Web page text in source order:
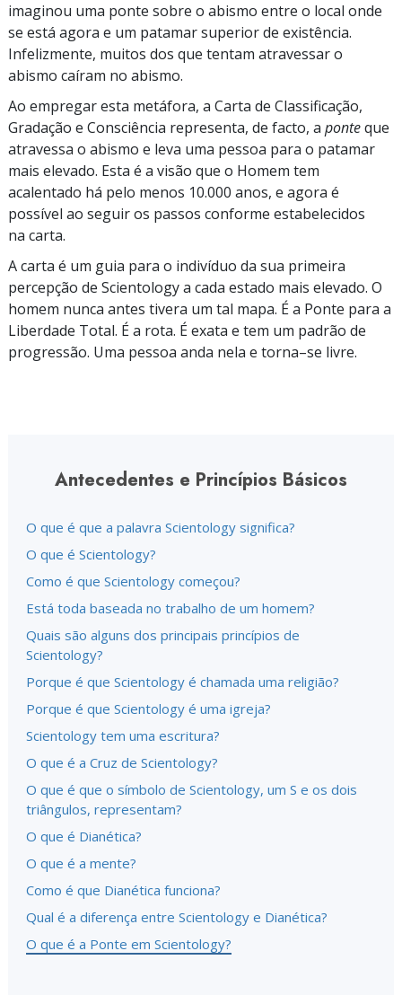
imaginou uma ponte sobre o abismo entre o local onde
se está agora e um patamar superior de existência.
Infelizmente, muitos dos que tentam atravessar o
abismo caíram no abismo.
Ao empregar esta metáfora, a Carta de Classificação,
Gradação e Consciência representa, de facto, a ponteque
atravessa o abismo e leva uma pessoa para o patamar
mais elevado. Esta é a visão que o Homem tem
acalentado há pelo menos 10.000 anos, e agora é
possível ao seguir os passos conforme estabelecidos
na carta.
A carta é um guia para o indivíduo da sua primeira
percepção de Scientology a cada estado mais elevado. O
homem nunca antes tivera um tal mapa. É a Ponte para a
Liberdade Total. É a rota. É exata e tem um padrão de
progressão. Uma pessoa anda nela e torna–se livre.
Antecedentes e Princípios Básicos
O que é que a palavra Scientology significa?
O que é Scientology?
Como é que Scientology começou?
Está toda baseada no trabalho de um homem?
Quais são alguns dos principais princípios de
Scientology?
Porque é que Scientology é chamada uma religião?
Porque é que Scientology é uma igreja?
Scientology tem uma escritura?
O que é a Cruz de Scientology?
O que é que o símbolo de Scientology, um S e os dois
triângulos, representam?
O que é Dianética?
O que é a mente?
Como é que Dianética funciona?
Qual é a diferença entre Scientology e Dianética?
O que é a Ponte em Scientology?